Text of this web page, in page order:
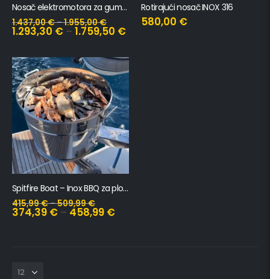
Nosač elektromotora za gumenjak
1.437,00€–1.955,00€
1.293,30 € – 1.759,50 €
Rotirajući nosač INOX 316
580,00 €
Spitfire Boat – Inox BBQ za plovila
415,99€–509,99€
374,39 € – 458,99 €